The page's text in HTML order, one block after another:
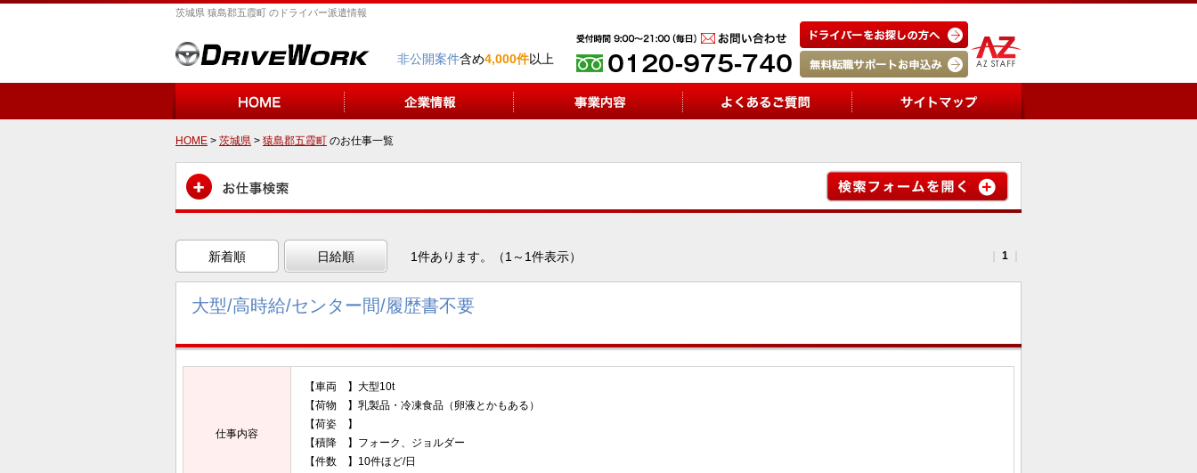
茨城県 猿島郡五霞町 のドライバー派遣情報
非公開案件含め4,000件以上
HOME > 茨城県 > 猿島郡五霞町 のお仕事一覧
新着順 日給順 1件あります。（1～1件表示） 1
大型/高時給/センター間/履歴書不要
仕事内容
【車両 】大型10t
【荷物 】乳製品・冷凍食品（卵液とかもある）
【荷姿 】
【積降 】フォーク、ジョルダー
【件数 】10件ほど/日